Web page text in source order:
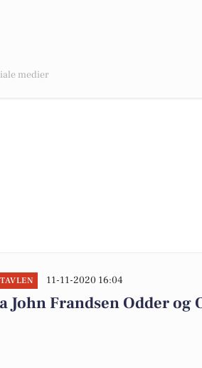
medier
11-11-2020 16:04
John Frandsen Odder og